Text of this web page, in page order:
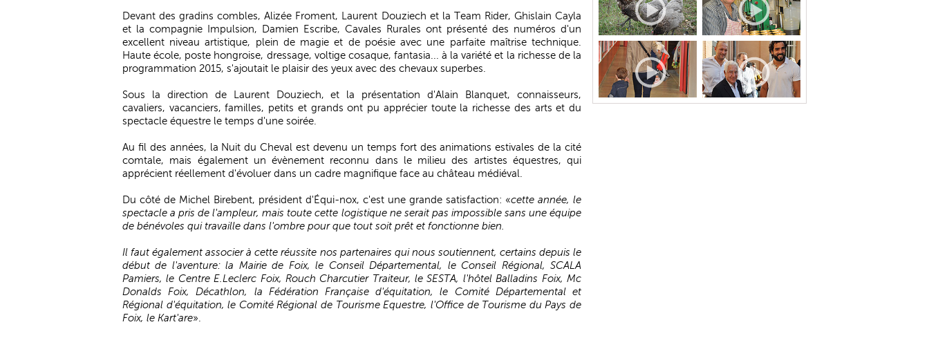
Devant des gradins combles, Alizée Froment, Laurent Douziech et la Team Rider, Ghislain Cayla
et la compagnie Impulsion, Damien Escribe, Cavales Rurales ont présenté des numéros d'un
excellent niveau artistique, plein de magie et de poésie avec une parfaite maîtrise technique.
Haute école, poste hongroise, dressage, voltige cosaque, fantasia... à la variété et la richesse de la
programmation 2015, s'ajoutait le plaisir des yeux avec des chevaux superbes.
Sous la direction de Laurent Douziech, et la présentation d'Alain Blanquet, connaisseurs,
cavaliers, vacanciers, familles, petits et grands ont pu apprécier toute la richesse des arts et du
spectacle équestre le temps d'une soirée.
Au fil des années, la Nuit du Cheval est devenu un temps fort des animations estivales de la cité
comtale, mais également un évènement reconnu dans le milieu des artistes équestres, qui
apprécient réellement d'évoluer dans un cadre magnifique face au château médiéval.
Du côté de Michel Birebent, président d'Équi-nox, c'est une grande satisfaction: «cette année, le
spectacle a pris de l'ampleur, mais toute cette logistique ne serait pas impossible sans une équipe
de bénévoles qui travaille dans l'ombre pour que tout soit prêt et fonctionne bien.
Il faut également associer à cette réussite nos partenaires qui nous soutiennent, certains depuis le
début de l'aventure: la Mairie de Foix, le Conseil Départemental, le Conseil Régional, SCALA
Pamiers, le Centre E.Leclerc Foix, Rouch Charcutier Traiteur, le SESTA, l'hôtel Balladins Foix, Mc
Donalds Foix, Décathlon, la Fédération Française d'équitation, le Comité Départemental et
Régional d'équitation, le Comité Régional de Tourisme Equestre, l'Office de Tourisme du Pays de
Foix, le Kart'are».